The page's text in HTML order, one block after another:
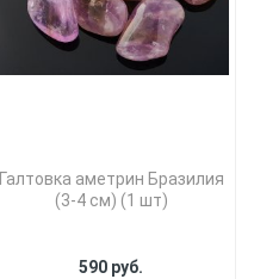
Галтовка аметрин Бразилия
(3-4 см) (1 шт)
590 руб.